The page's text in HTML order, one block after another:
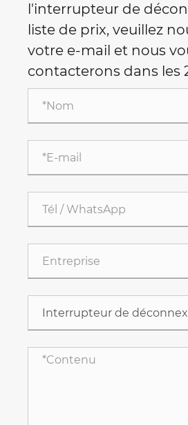
l'interrupteur de
liste de prix, veuillez
votre e-mail et nous
contacterons dans les